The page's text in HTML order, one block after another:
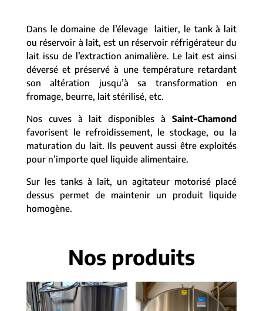
Dans le domaine de l’élevage laitier, le tank à lait
ou réservoir à lait, est un réservoir réfrigérateur du
lait issu de l’extraction animalière. Le lait est ainsi
déversé et préservé à une température retardant
son altération jusqu’à sa transformation en
fromage, beurre, lait stérilisé, etc.
Nos cuves à lait disponibles àSaint-Chamond
favorisent le refroidissement, le stockage, ou la
maturation du lait. Ils peuvent aussi être exploités
pour n’importe quel liquide alimentaire.
Sur les tanks à lait, un agitateur motorisé placé
dessus permet de maintenir un produit liquide
homogène.
Nos produits